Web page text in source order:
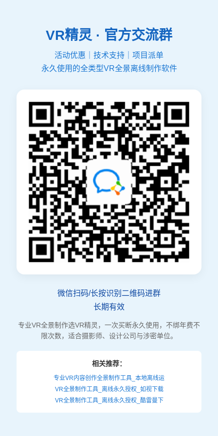
VR精灵 · 官方交流群
活动优惠｜技术支持｜项目派单
永久使用的全类型VR全景离线制作软件
微信扫码/长按识别二维码进群
长期有效
专业VR全景制作选VR精灵，一次买断永久使用，不绑年费不
限次数，适合摄影师、设计公司与涉密单位。
相关推荐：
专业VR内容创作全景制作工具_本地离线运
VR全景制作工具_离线永久授权_如视下载
VR全景制作工具_离线永久授权_酷雷曼下